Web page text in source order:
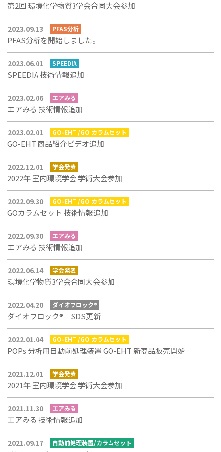
第2回 環境化学物質3学会合同大会参加
2023.09.13 PFAS分析
PFAS分析を開始しました。
2023.06.01 SPEEDIA
SPEEDIA 技術情報追加
2023.02.06 エアみる
エアみる 技術情報追加
2023.02.01 GO-EHT /GO カラムセット
GO-EHT 商品紹介ビデオ追加
2022.12.01 学会発表
2022年 室内環境学会 学術大会参加
2022.09.30 GO-EHT /GO カラムセット
GOカラムセット 技術情報追加
2022.09.30 エアみる
エアみる 技術情報追加
2022.06.14 学会発表
環境化学物質3学会合同大会参加
2022.04.20 ダイオフロック®
ダイオフロック® SDS更新
2022.01.04 GO-EHT /GO カラムセット
POPs 分析用自動前処理装置 GO-EHT 新商品販売開始
2021.12.01 学会発表
2021年 室内環境学会 学術大会参加
2021.11.30 エアみる
エアみる 技術情報追加
2021.09.17 自動前処理装置/カラムセット